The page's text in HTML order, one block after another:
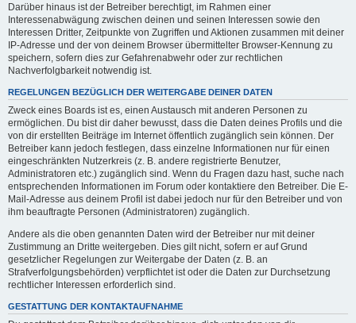
Darüber hinaus ist der Betreiber berechtigt, im Rahmen einer
Interessenabwägung zwischen deinen und seinen Interessen sowie den
Interessen Dritter, Zeitpunkte von Zugriffen und Aktionen zusammen mit deiner
IP-Adresse und der von deinem Browser übermittelter Browser-Kennung zu
speichern, sofern dies zur Gefahrenabwehr oder zur rechtlichen
Nachverfolgbarkeit notwendig ist.
REGELUNGEN BEZÜGLICH DER WEITERGABE DEINER DATEN
Zweck eines Boards ist es, einen Austausch mit anderen Personen zu
ermöglichen. Du bist dir daher bewusst, dass die Daten deines Profils und die
von dir erstellten Beiträge im Internet öffentlich zugänglich sein können. Der
Betreiber kann jedoch festlegen, dass einzelne Informationen nur für einen
eingeschränkten Nutzerkreis (z. B. andere registrierte Benutzer,
Administratoren etc.) zugänglich sind. Wenn du Fragen dazu hast, suche nach
entsprechenden Informationen im Forum oder kontaktiere den Betreiber. Die E-
Mail-Adresse aus deinem Profil ist dabei jedoch nur für den Betreiber und von
ihm beauftragte Personen (Administratoren) zugänglich.
Andere als die oben genannten Daten wird der Betreiber nur mit deiner
Zustimmung an Dritte weitergeben. Dies gilt nicht, sofern er auf Grund
gesetzlicher Regelungen zur Weitergabe der Daten (z. B. an
Strafverfolgungsbehörden) verpflichtet ist oder die Daten zur Durchsetzung
rechtlicher Interessen erforderlich sind.
GESTATTUNG DER KONTAKTAUFNAHME